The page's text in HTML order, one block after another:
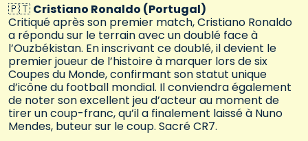
🇵🇹 Cristiano Ronaldo (Portugal)
Critiqué après son premier match, Cristiano Ronaldo
a répondu sur le terrain avec un doublé face à
l’Ouzbékistan. En inscrivant ce doublé, il devient le
premier joueur de l’histoire à marquer lors de six
Coupes du Monde, confirmant son statut unique
d’icône du football mondial. Il conviendra également
de noter son excellent jeu d’acteur au moment de
tirer un coup-franc, qu’il a finalement laissé à Nuno
Mendes, buteur sur le coup. Sacré CR7.